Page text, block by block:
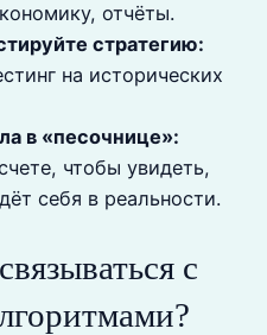
отчёты.
стратегию:
на исторических
в «песочнице»:
чтобы увидеть,
себя в реальности.
с